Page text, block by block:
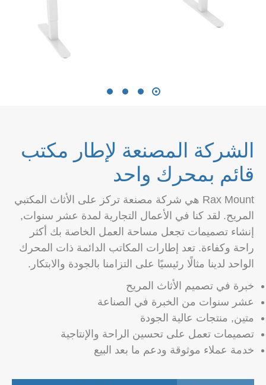
الشركة المصنعة لإطار مكتب
قائم بمحرك واحد
Rax Mount هي شركة مصنعة تركز على الأثاث المكتبي
المريح. لقد كنا في الأعمال التجارية لمدة عشر سنوات,
إنشاء تصميمات تجعل مساحة العمل الخاصة بك أكثر
راحة وكفاءة. تعد إطارات المكاتب الدائمة ذات المحرك
الواحد لدينا مثالًا رئيسيًا على التزامنا بالجودة والابتكار.
خبرة في تصميم الأثاث المريح
عشر سنوات من الخبرة في الصناعة
متين, منتجات عالية الجودة
تصميمات تعمل على تحسين الراحة والإنتاجية
خدمة عملاء موثوقة ودعم ما بعد البيع